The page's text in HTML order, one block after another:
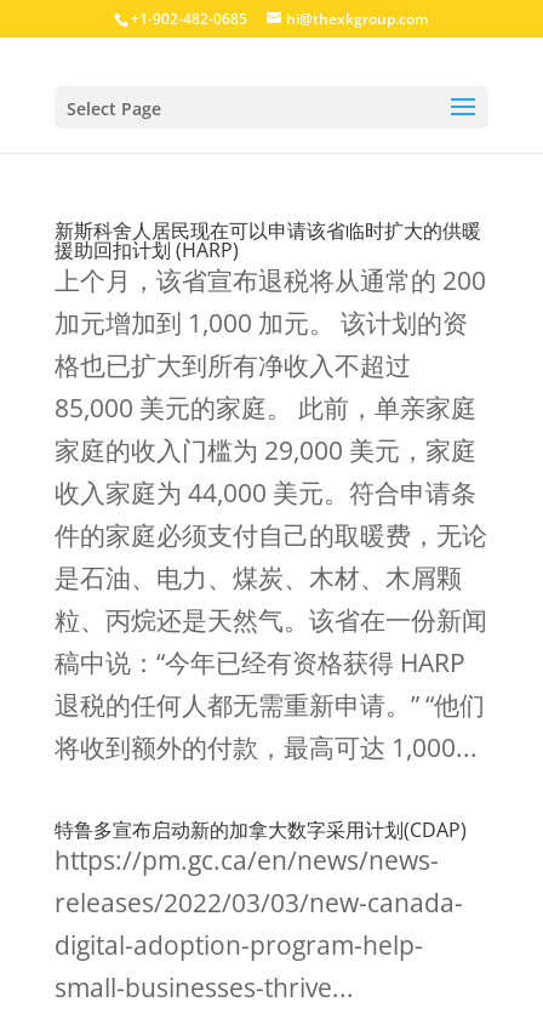
+1-902-482-0685 hi@thexkgroup.com
Select Page
新斯科舍人居民现在可以申请该省临时扩大的供暖
援助回扣计划 (HARP)
上个月，该省宣布退税将从通常的 200
加元增加到 1,000 加元。 该计划的资
格也已扩大到所有净收入不超过
85,000 美元的家庭。 此前，单亲家庭
家庭的收入门槛为 29,000 美元，家庭
收入家庭为 44,000 美元。符合申请条
件的家庭必须支付自己的取暖费，无论
是石油、电力、煤炭、木材、木屑颗
粒、丙烷还是天然气。该省在一份新闻
稿中说：“今年已经有资格获得 HARP
退税的任何人都无需重新申请。” “他们
将收到额外的付款，最高可达 1,000...
特鲁多宣布启动新的加拿大数字采用计划(CDAP)
https://pm.gc.ca/en/news/news-
releases/2022/03/03/new-canada-
digital-adoption-program-help-
small-businesses-thrive...